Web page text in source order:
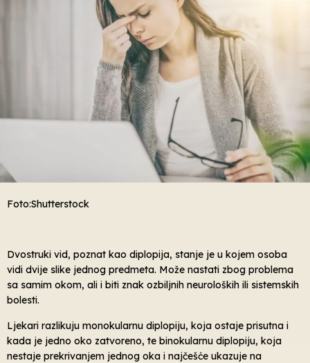
Foto:Shutterstock
Dvostruki vid, poznat kao diplopija, stanje je u kojem osoba
vidi dvije slike jednog predmeta. Može nastati zbog problema
sa samim okom, ali i biti znak ozbiljnih neuroloških ili sistemskih
bolesti.
Ljekari razlikuju monokularnu diplopiju, koja ostaje prisutna i
kada je jedno oko zatvoreno, te binokularnu diplopiju, koja
nestaje prekrivanjem jednog oka i najčešće ukazuje na